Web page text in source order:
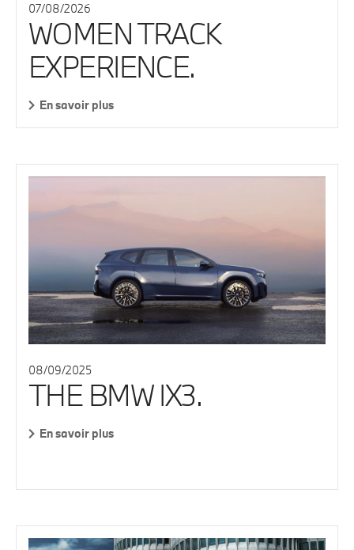
07/08/2026
WOMEN TRACK
EXPERIENCE.
En savoir plus
08/09/2025
THE BMW IX3.
En savoir plus